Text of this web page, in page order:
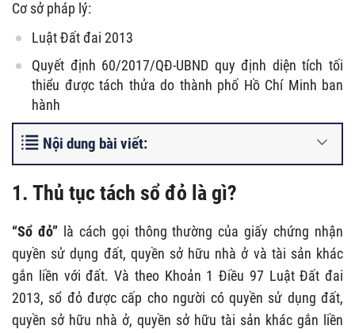
Cơ sở pháp lý:
Luật Đất đai 2013
Quyết định 60/2017/QĐ-UBND quy định diện tích tối
thiểu được tách thửa do thành phố Hồ Chí Minh ban
hành
Nội dung bài viết:
1. Thủ tục tách sổ đỏ là gì?
“Sổ đỏ”là cách gọi thông thường của giấy chứng nhận
quyền sử dụng đất, quyền sở hữu nhà ở và tài sản khác
gắn liền với đất. Và theo Khoản 1 Điều 97 Luật Đất đai
2013, sổ đỏ được cấp cho người có quyền sử dụng đất,
quyền sở hữu nhà ở, quyền sở hữu tài sản khác gắn liền